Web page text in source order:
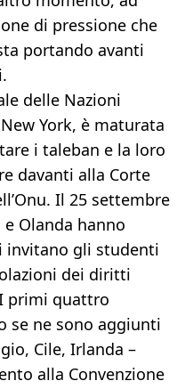
di pressione che
portando avanti
delle Nazioni
York, è maturata
i taleban e la loro
davanti alla Corte
Il 25 settembre
Olanda hanno
invitano gli studenti
dei diritti
primi quattro
se ne sono aggiunti
Cile, Irlanda –
alla Convenzione